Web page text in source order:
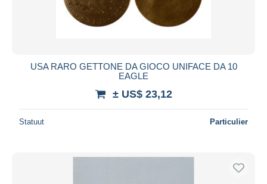
USA RARO GETTONE DA GIOCO UNIFACE DA 10
EAGLE
± US$ 23,12
Statuut Particulier